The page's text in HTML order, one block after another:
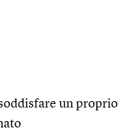
un proprio